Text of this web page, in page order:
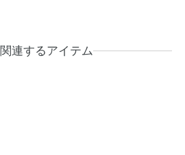
関連するアイテム